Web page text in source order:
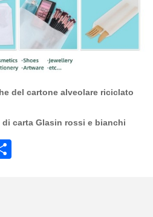
del cartone alveolare riciclato
carta Glasin rossi e bianchi